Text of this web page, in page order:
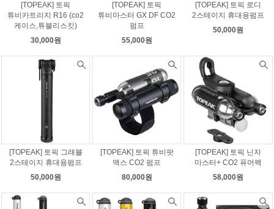
[TOPEAK] 토픽
튜비카트리지 R16 (co2
케이스,튜블리스킷)
30,000원
[TOPEAK] 토픽
튜비마스터 GX DF CO2
펌프
55,000원
[TOPEAK] 토픽 로디
2스테이지 휴대용펌프
50,000원
[TOPEAK] 토픽 그래블
2스테이지 휴대용펌프
50,000원
[TOPEAK] 토픽 튜비팟
맥스 CO2 펌프
80,000원
[TOPEAK] 토픽 닌자
마스터+ CO2 퓨어팩
58,000원